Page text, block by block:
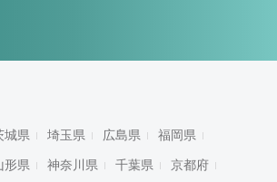
城県 埼玉県 広島県 福岡県
形県 神奈川県 千葉県 京都府